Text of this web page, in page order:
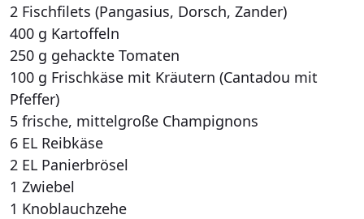
2 Fischfilets (Pangasius, Dorsch, Zander)
400 g Kartoffeln
250 g gehackte Tomaten
100 g Frischkäse mit Kräutern (Cantadou mit
Pfeffer)
5 frische, mittelgroße Champignons
6 EL Reibkäse
2 EL Panierbrösel
1 Zwiebel
1 Knoblauchzehe